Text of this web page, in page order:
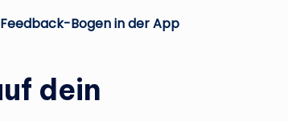
Bogen in der App
dein